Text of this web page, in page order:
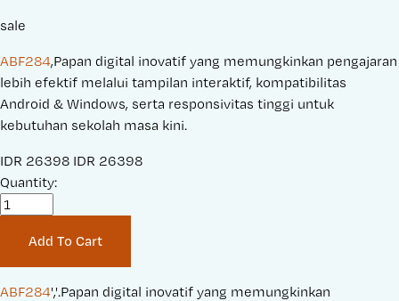
sale
ABF284,Papan digital inovatif yang memungkinkan pengajaran
lebih efektif melalui tampilan interaktif, kompatibilitas
Android & Windows, serta responsivitas tinggi untuk
kebutuhan sekolah masa kini.
S
a
r
i
IDR 26398 O
i
n
a
IDR 26398
Quantity:
Add To Cart
ABF284','.Papan digital inovatif yang memungkinkan